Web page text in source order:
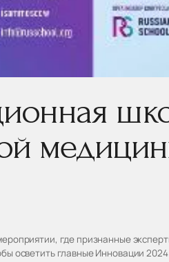
где признанные
осветить главные Инновации